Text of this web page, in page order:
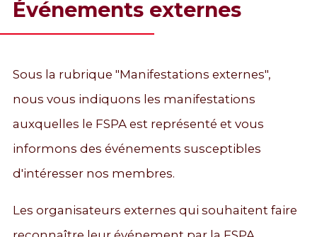
Événements externes
Sous la rubrique "Manifestations externes",
nous vous indiquons les manifestations
auxquelles le FSPA est représenté et vous
informons des événements susceptibles
d'intéresser nos membres.
Les organisateurs externes qui souhaitent faire